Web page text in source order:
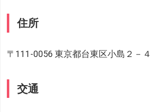
住所
〒111-0056 東京都台東区小島２－
交通